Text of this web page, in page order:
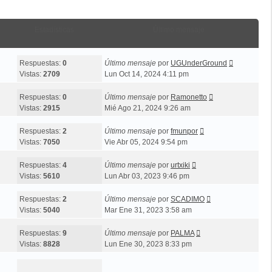
Respuestas: 0
Vistas: 2709
Último mensaje por UGUnderGround
Lun Oct 14, 2024 4:11 pm
Respuestas: 0
Vistas: 2915
Último mensaje por Ramonetto
Mié Ago 21, 2024 9:26 am
Respuestas: 2
Vistas: 7050
Último mensaje por fmunpor
Vie Abr 05, 2024 9:54 pm
Respuestas: 4
Vistas: 5610
Último mensaje por urtxiki
Lun Abr 03, 2023 9:46 pm
Respuestas: 2
Vistas: 5040
Último mensaje por SCADIMO
Mar Ene 31, 2023 3:58 am
Respuestas: 9
Vistas: 8828
Último mensaje por PALMA
Lun Ene 30, 2023 8:33 pm